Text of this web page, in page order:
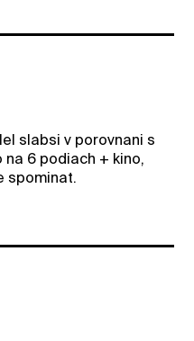
slabsi v porovnani s
na 6 podiach + kino,
spominat.